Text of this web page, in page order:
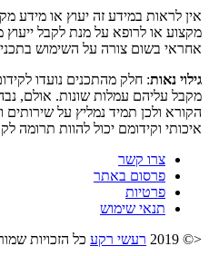
אין לראות במידע זה יעוץ או מידע
מקצוע או לרופא על מנת לקבל
אחראי בשום צורה על השימוש
גילוי נאות: חלק מהתכנים נועדו
מקבל עליהם עמלות שונות. אולם,
הקורא ולכן תמיד נמליץ על
איכותי וקידומם יכול להוות תרומה
צרו קשר
פרסום באתר
פרטיות
תנאי שימוש
<© 2019
רעשי רקע כל הזכויות